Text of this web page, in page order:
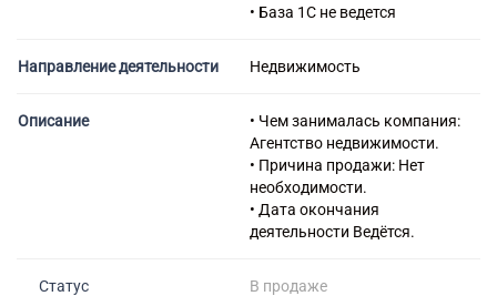
• База 1С не ведется
Направление деятельности Недвижимость
Описание
• Чем занималась компания:
Агентство недвижимости.
• Причина продажи: Нет
необходимости.
• Дата окончания
деятельности Ведётся.
Статус В продаже